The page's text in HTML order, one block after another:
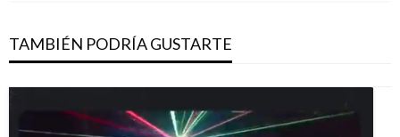
TAMBIÉN PODRÍA GUSTARTE